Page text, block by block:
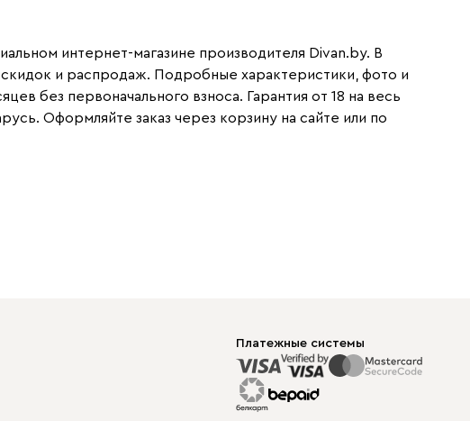
интернет-магазине производителя Divan.by. В
и распродаж. Подробные характеристики, фото и
без первоначального взноса. Гарантия от 18 на весь
Оформляйте заказ через корзину на сайте или по
Платежные системы